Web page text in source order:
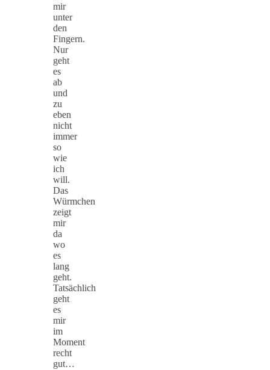
mir
unter
den
Fingern.
Nur
geht
es
ab
und
zu
eben
nicht
immer
so
wie
ich
will.
Das
Würmchen
zeigt
mir
da
wo
es
lang
geht.
Tatsächlich
geht
es
mir
im
Moment
recht
gut…